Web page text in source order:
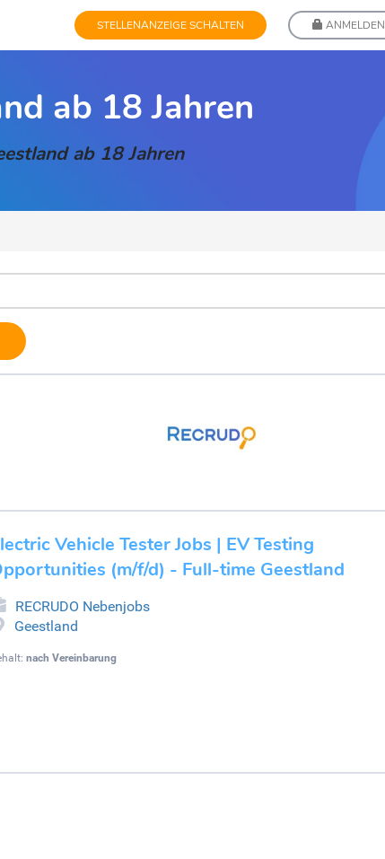
STELLENANZEIGE SCHALTEN ANMELDEN
ab 18 Jahren
ab 18 Jahren
Vehicle Tester Jobs | EV Testing
(m/f/d) - Full-time Geestland
RECRUDO Nebenjobs
Geestland
nach Vereinbarung